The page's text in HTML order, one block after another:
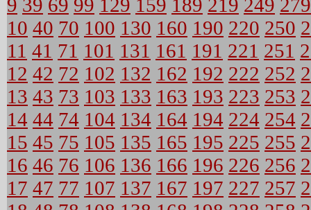
9 39 69 99 129 159 189 219 249 279
10 40 70 100 130 160 190 220 250
11 41 71 101 131 161 191 221 251
12 42 72 102 132 162 192 222 252
13 43 73 103 133 163 193 223 253
14 44 74 104 134 164 194 224 254
15 45 75 105 135 165 195 225 255
16 46 76 106 136 166 196 226 256
17 47 77 107 137 167 197 227 257